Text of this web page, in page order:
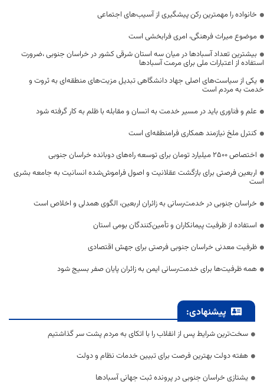
خانواده را مهمترین رکن پیشگیری از آسیب‌های اجتماعی
موضوع میراث فرهنگی، امری فرابخشی است
بیشترین تعداد آسبادها در میان سه استان شرقی کشور در خراسان جنوبی ،ضرورت
استفاده از اعتبارات ملی برای مرمت آسبادها
یکی از سیاست‌های اصلی جهاد دانشگاهی تبدیل مزیت‌های منطقه‌ای به ثروت و
خدمت به مردم است
علم و فناوری باید در مسیر خدمت به انسان و مقابله با ظلم به کار گرفته شود
کنترل ملخ نیازمند همکاری فرامنطقه‌ای است
اختصاص 2500 میلیارد تومان برای توسعه راه‌های دوبانده خراسان جنوبی
اربعین فرصتی برای بازگشت عقلانیت و اصول فراموش‌شده انسانیت به جامعه بشری
است
خراسان جنوبی در خدمت‌رسانی به زائران اربعین، الگوی همدلی و اخلاص است
استفاده از ظرفیت پیمانکاران و تأمین‌کنندگان بومی استان
ظرفیت معدنی خراسان جنوبی فرصتی برای جهش اقتصادی
همه ظرفیت‌ها برای خدمت‌رسانی ایمن به زائران پایان صفر بسیج شود
پیشنهادی:
سخت‌ترین شرایط پس از انقلاب را با اتکای به مردم پشت سر گذاشتیم
هفته دولت بهترین فرصت برای تبیین خدمات نظام و دولت
یشتازی خراسان جنوبی در پرونده ثبت جهانی آسبادها